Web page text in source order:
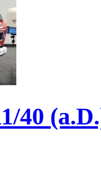
40